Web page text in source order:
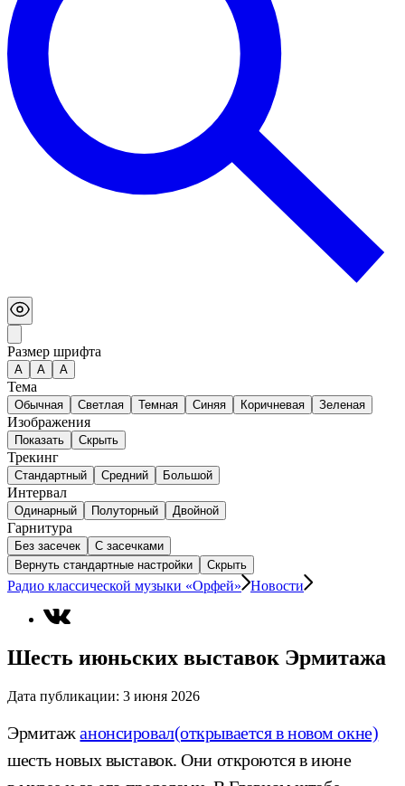
Размер шрифта
А A A
Тема
Обычная Светлая Темная Синяя Коричневая Зеленая
Изображения
Показать Скрыть
Трекинг
Стандартный Средний Большой
Интервал
Одинарный Полуторный Двойной
Гарнитура
Без засечек
С засечками
Вернуть стандартные настройки
Скрыть
Радио классической музыки «Орфей» Новости
Шесть июньских выставок Эрмитажа
Дата публикации: 3 июня 2026
Эрмитажанонсировал(открывается в новом окне)
шесть новых выставок. Они откроются в июне